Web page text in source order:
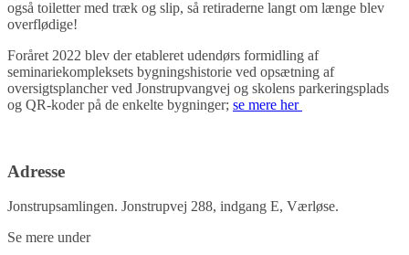
også toiletter med træk og slip, så retiraderne langt om længe blev
overflødige!
Foråret 2022 blev der etableret udendørs formidling af
seminariekompleksets bygningshistorie ved opsætning af
oversigtsplancher ved Jonstrupvangvej og skolens parkeringsplads
og QR-koder på de enkelte bygninger; se mere her
Adresse
Jonstrupsamlingen. Jonstrupvej 288, indgang E, Værløse.
Se mere under